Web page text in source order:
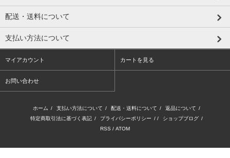
配送・送料について
支払い方法について
マイアカウント カートを見る
お問い合わせ
ホーム / 支払い方法について / 配送・送料について / 返品について /
特定商取引法に基づく表記 / プライバシーポリシー / / ショップブログ /
RSS / ATOM